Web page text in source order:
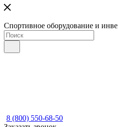
Спортивное оборудование и
8 (800) 550-68-50